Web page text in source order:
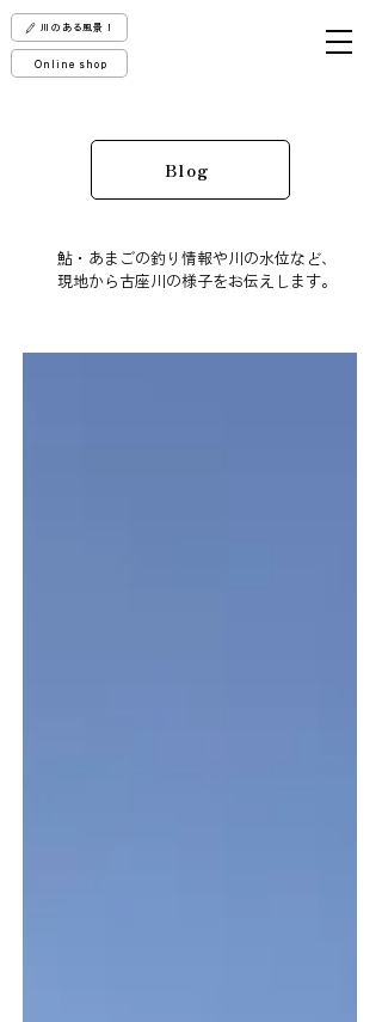
川のある風景！
Online shop
Blog
鮎・あまごの釣り情報や川の水位など、
現地から古座川の様子をお伝えします。